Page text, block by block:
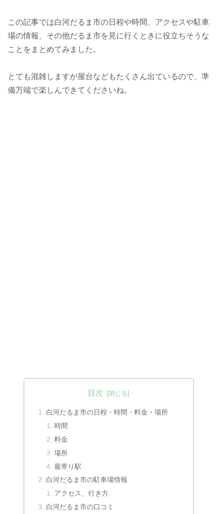
この記事では白河だるま市の日程や時間、アクセスや駐車
場の情報、その他だるま市を見に行くときに役立ちそうな
ことをまとめてみました。
とても混雑しますが屋台などもたくさん出ているので、準
備万端で楽しんできてくださいね。
目次
白河だるま市の日程・時間・料金・場所
時間
料金
場所
最寄り駅
白河だるま市の駐車場情報
アクセス、行き方
白河だるま市の口コミ